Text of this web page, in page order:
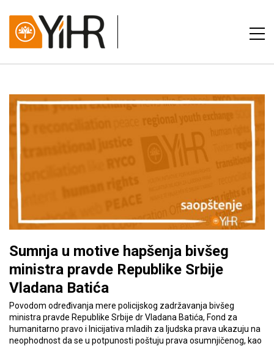
Sumnja u motive hapšenja bivšeg
ministra pravde Republike Srbije
Vladana Batića
Povodom određivanja mere policijskog zadržavanja bivšeg
ministra pravde Republike Srbije dr Vladana Batića, Fond za
humanitarno pravo i Inicijativa mladih za ljudska prava ukazuju na
neophodnost da se u potpunosti poštuju prava osumnjičenog, kao